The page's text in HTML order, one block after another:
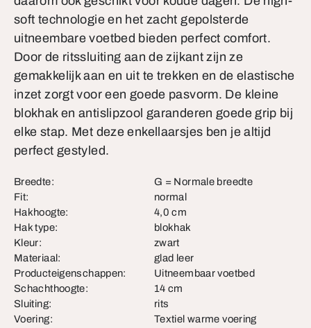
soft technologie en het zacht gepolsterde
uitneembare voetbed bieden perfect comfort.
Door de ritssluiting aan de zijkant zijn ze
gemakkelijk aan en uit te trekken en de elastische
inzet zorgt voor een goede pasvorm. De kleine
blokhak en antislipzool garanderen goede grip bij
elke stap. Met deze enkellaarsjes ben je altijd
perfect gestyled.
Breedte:
G = Normale breedte
Fit:
normal
Hakhoogte:
4,0 cm
Hak type:
blokhak
Kleur:
zwart
Materiaal:
glad leer
Producteigenschappen:
Uitneembaar voetbed
Schachthoogte:
14 cm
Sluiting:
rits
Voering:
Textiel warme voering